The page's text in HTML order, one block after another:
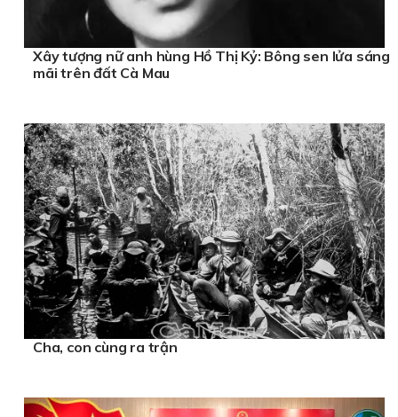
Xây tượng nữ anh hùng Hồ Thị Kỷ: Bông sen lửa sáng
mãi trên đất Cà Mau
Cha, con cùng ra trận